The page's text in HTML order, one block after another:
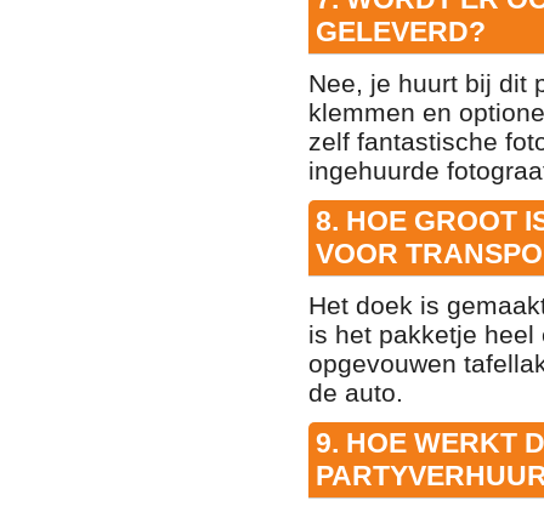
GELEVERD?
Nee, je huurt bij dit
klemmen en
zelf fantastische
ingehuurde
8. HOE GROOT
VOOR
Het doek is
is het pakketje
opgevouwen
de auto.
9. HOE WERKT